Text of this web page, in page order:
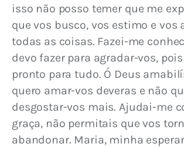
isso não posso temer que me
que vos busco, vos estimo e vos
todas as coisas. Fazei-me
devo fazer para agradar-vos,
pronto para tudo. Ó Deus
quero amar-vos deveras e não
desgostar-vos mais. Ajudai-me
graça, não permitais que vos
abandonar. Maria, minha